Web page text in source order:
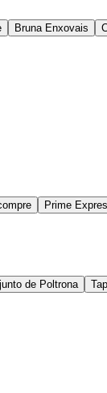
Bruna Enxovais
Prime
de Poltrona